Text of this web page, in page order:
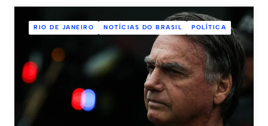
RIO DE JANEIRO NOTÍCIAS DO BRASIL POLÍTICA